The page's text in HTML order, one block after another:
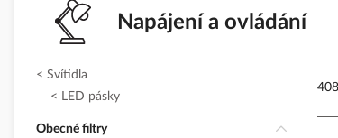
Napájení a ovládání
Svítidla
LED pásky
Obecné filtry